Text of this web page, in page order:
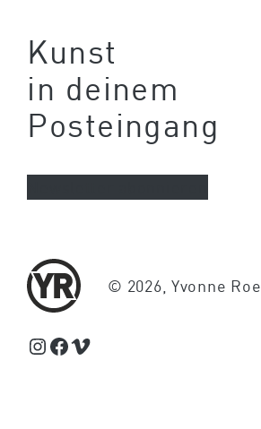
Kunst
in deinem
Posteingang
© 2026, Yvonne
Schaue Feed, Reels und Storys auf Instagram von Yvonne Roeb
Facebook
Schaue Videos auf Vimeo über Yvonne Roeb